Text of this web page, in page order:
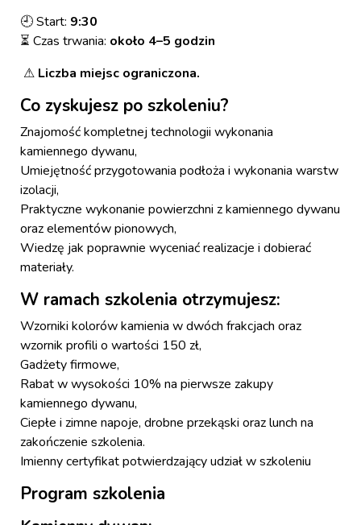
🕘 Start: 9:30
⏳ Czas trwania: około 4–5 godzin
⚠ Liczba miejsc ograniczona.
Co zyskujesz po szkoleniu?
Znajomość kompletnej technologii wykonania
kamiennego dywanu,
Umiejętnośćprzygotowania podłoża i wykonania warstw
izolacji,
Praktyczne wykonanie powierzchni z kamiennego dywanu
oraz elementów pionowych,
Wiedzę jak poprawnie wyceniaćrealizacje i dobierać
materiały.
W ramach szkolenia otrzymujesz:
Wzorniki kolorów kamienia w dwóch frakcjach oraz
wzornik profili o wartości 150 zł,
Gadżety firmowe,
Rabat w wysokości 10% na pierwsze zakupy
kamiennego dywanu,
Ciepłe i zimne napoje, drobne przekąski oraz lunch na
zakończenie szkolenia.
Imienny certyfikat potwierdzający udziałw szkoleniu
Program szkolenia